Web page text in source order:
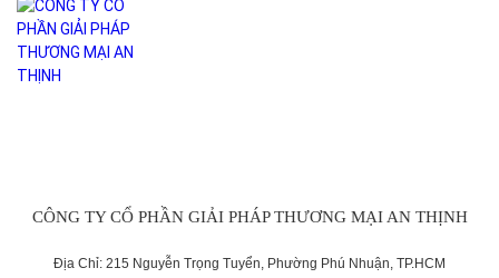
CÔNG TY CỔ PHẦN GIẢI PHÁP THƯƠNG MẠI AN THỊNH
Địa Chỉ: 215 Nguyễn Trọng Tuyển, Phường Phú Nhuận, TP.HCM